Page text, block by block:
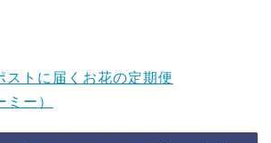
ストに届くお花の定期便
ー）